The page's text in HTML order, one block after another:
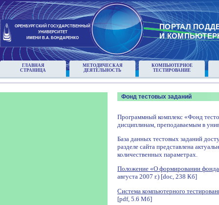
ОРЕНБУРГСКИЙ ГОСУДАРСТВЕННЫЙ
УНИВЕРСИТЕТ
ИМЕНИ В.А. БОНДАРЕНКО
ПОРТАЛ
И
ГЛАВНАЯ
СТРАНИЦА
МЕТОДИЧЕСКАЯ
ДЕЯТЕЛЬНОСТЬ
КОМПЬЮТЕРНОЕ
ТЕСТИРОВАНИЕ
Фонд тестовых заданий
Программный комплекс «Фонд
дисциплинам, преподаваемым в
База данных тестовых заданий
разделе сайта представлена
количественных параметрах.
Положение «О формировании фонда
августа 2007 г.) [doc, 238 Кб]
Система компьютерного
[pdf, 5.6 Мб]